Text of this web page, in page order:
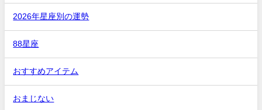
2026年星座別の運勢
88星座
おすすめアイテム
おまじない